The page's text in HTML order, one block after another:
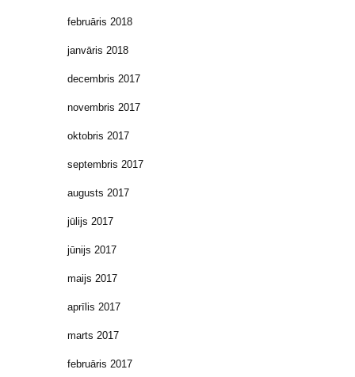
februāris 2018
janvāris 2018
decembris 2017
novembris 2017
oktobris 2017
septembris 2017
augusts 2017
jūlijs 2017
jūnijs 2017
maijs 2017
aprīlis 2017
marts 2017
februāris 2017